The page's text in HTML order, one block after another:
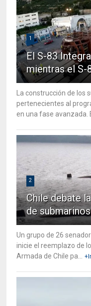
1
El S-83
mientras el S-
La construcción de los
pertenecientes al
en una fase avanzada.
2
Chile debate
de
Un grupo de 26
inicie el reemplazo de
Armada de Chile pa...